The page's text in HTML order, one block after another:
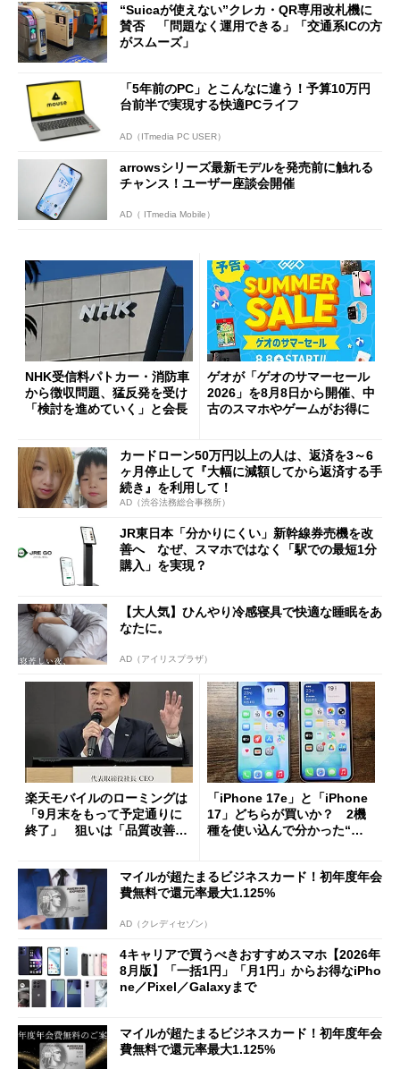
開催
“Suicaが使えない”クレカ・QR専用改札機に
賛否 「問題なく運用できる」「交通系ICの方
がスムーズ」
「5年前のPC」とこんなに違う！予算10万円
台前半で実現する快適PCライフ
AD（ITmedia PC USER）
arrowsシリーズ最新モデルを発売前に触れる
チャンス！ユーザー座談会開催
AD（ ITmedia Mobile）
NHK受信料パトカー・消防車
から徴収問題、猛反発を受け
「検討を進めていく」と会長
ゲオが「ゲオのサマーセール
2026」を8月8日から開催、中
古のスマホやゲームがお得に
カードローン50万円以上の人は、返済を3～6
ヶ月停止して『大幅に減額してから返済する手
続き』を利用して！
AD（渋谷法務総合事務所）
JR東日本「分かりにくい」新幹線券売機を改
善へ なぜ、スマホではなく「駅での最短1分
購入」を実現？
【大人気】ひんやり冷感寝具で快適な睡眠をあ
なたに。
AD（アイリスプラザ）
楽天モバイルのローミングは
「9月末をもって予定通りに
終了」 狙いは「品質改善」
も
「iPhone 17e」と「iPhone
17」どちらが買いか？ 2機
種を使い込んで分かった“ス
マイルが超たまるビジネスカード！初年度年会
費無料で還元率最大1.125%
AD（クレディセゾン）
4キャリアで買うべきおすすめスマホ【2026年
8月版】「一括1円」「月1円」からお得なiPho
ne／Pixel／Galaxyまで
マイルが超たまるビジネスカード！初年度年会
費無料で還元率最大1.125%